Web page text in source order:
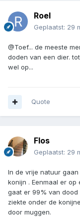
Roel
Geplaatst: 29
@Toef... de meeste
doden van een dier.
wel op...
Quote
Flos
Geplaatst: 29
In de vrije natuur
konijn . Eenmaal er
gaat er 99% van dood
ziekte onder de
door muggen.